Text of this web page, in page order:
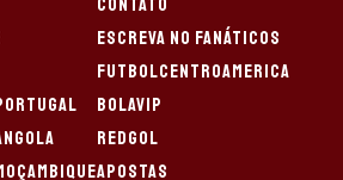
na contratação de Vini Jr.
2026 - 11:45hs BRT